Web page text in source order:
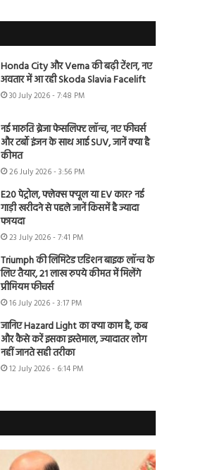
Honda City और Verna की बढ़ी टेंशन, नए
अवतार में आ रही Skoda Slavia Facelift
30 July 2026 - 7:48 PM
नई मारुति ब्रेजा फेसलिफ्ट लॉन्च, नए फीचर्स
और टर्बो इंजन के साथ आई SUV, जानें क्या है
कीमत
26 July 2026 - 3:56 PM
E20 पेट्रोल, फ्लेक्स फ्यूल या EV कार? नई
गाड़ी खरीदने से पहले जानें किसमें है ज्यादा
फायदा
23 July 2026 - 7:41 PM
Triumph की लिमिटेड एडिशन बाइक लॉन्च के
लिए तैयार, 21 लाख रुपये कीमत में मिलेंगे
प्रीमियम फीचर्स
16 July 2026 - 3:17 PM
जानिए Hazard Light का क्या काम है, कब
और कैसे करें इसका इस्तेमाल, ज्यादातर लोग
नहीं जानते सही तरीका
12 July 2026 - 6:14 PM